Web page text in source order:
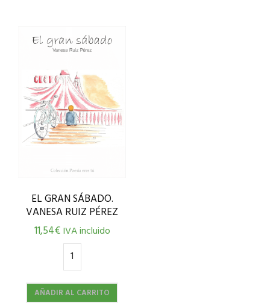
EL GRAN SÁBADO.
VANESA RUIZ PÉREZ
11,54€ IVA incluido
AÑADIR AL CARRITO